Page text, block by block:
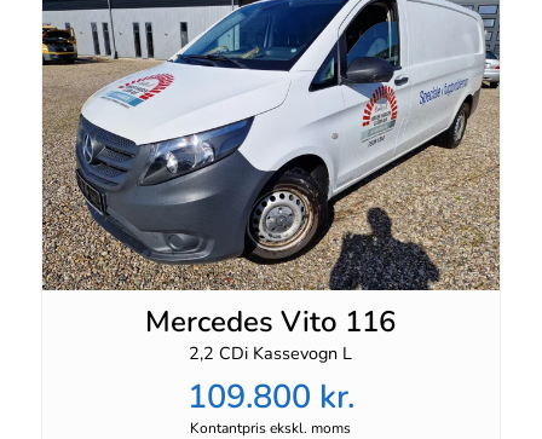
Mercedes Vito 116
2,2 CDi Kassevogn L
109.800 kr.
Kontantpris ekskl. moms